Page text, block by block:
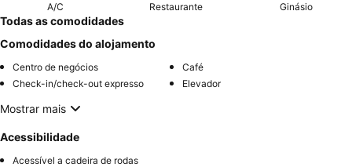
A/C Restaurante Ginásio
Todas as comodidades
Comodidades do alojamento
Centro de negócios
Café
Check-in/check-out expresso
Elevador
Mostrar mais
Acessibilidade
Acessível a cadeira de rodas